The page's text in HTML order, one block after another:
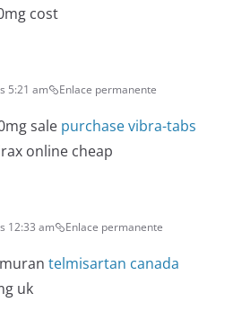
cost
5:21 am Enlace permanente
sale purchase vibra-tabs
online cheap
12:33 am Enlace permanente
telmisartan canada
uk